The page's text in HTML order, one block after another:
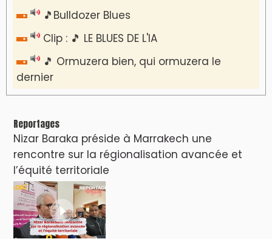
🎵Bulldozer Blues
Clip : 🎵 LE BLUES DE L'IA
🎵 Ormuzera bien, qui ormuzera le
dernier
Reportages
Nizar Baraka préside à Marrakech une
rencontre sur la régionalisation avancée et
l’équité territoriale